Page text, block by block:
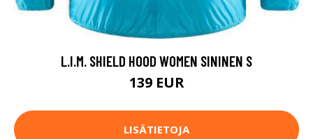
L.I.M. SHIELD HOOD WOMEN SININEN S
139 EUR
LISÄTIETOJA